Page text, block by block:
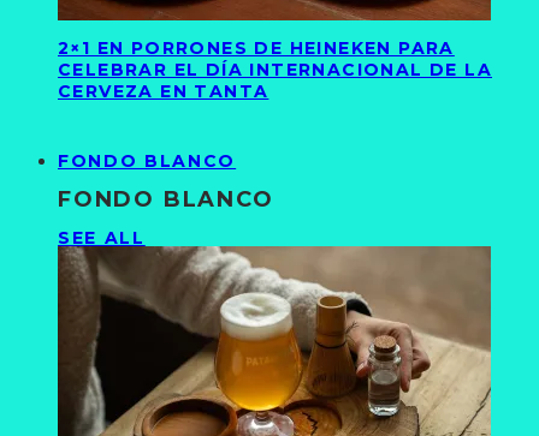
2×1 EN PORRONES DE HEINEKEN PARA
CELEBRAR EL DÍA INTERNACIONAL DE LA
CERVEZA EN TANTA
FONDO BLANCO
FONDO BLANCO
SEE ALL